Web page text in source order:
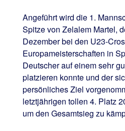
Angeführt wird die 1.
Spitze von Zelalem Martel,
Dezember bei den U23-
Europameisterschaften in
Deutscher auf einem sehr
platzieren konnte und der
persönliches Ziel
letztjährigen tollen 4. Platz
um den Gesamtsieg zu